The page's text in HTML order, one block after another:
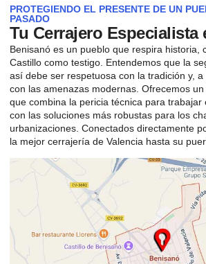
PROTEGIENDO EL PRESENTE DE UN
PASADO
Tu Cerrajero Especialista
Benisanó es un pueblo que respira historia,
Castillo como testigo. Entendemos que la
así debe ser respetuosa con la tradición y,
con las amenazas modernas. Ofrecemos
que combina la pericia técnica para trabajar
con las soluciones más robustas para los
urbanizaciones. Conectados directamente
la mejor cerrajería de Valencia hasta su